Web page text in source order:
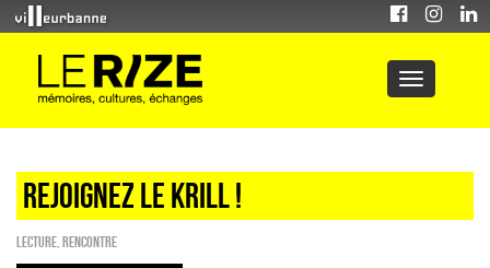
REJOIGNEZ LE KRILL !
Lecture Rencontre